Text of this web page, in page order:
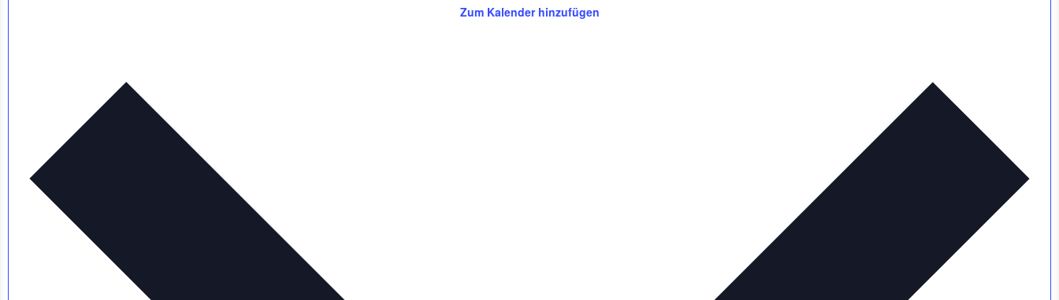
Zum Kalender hinzufügen